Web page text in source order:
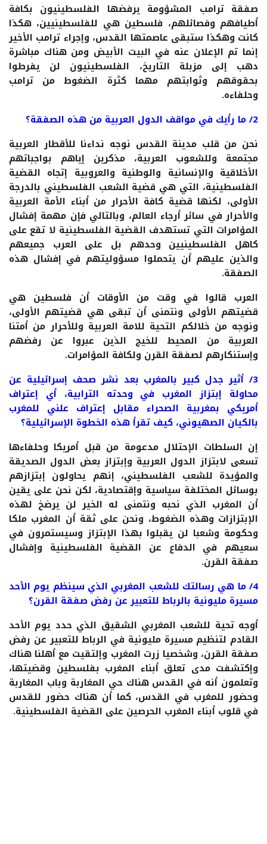
صفقة ترامب المشؤومة يرفضها الفلسطينيون بكافة
أطيافهم وفصائلهم، فلسطين هي للفلسطينيين، هكذا
كانت وهكذا ستبقى عاصمتها القدس، وإجراء ترامب الأخير
إنما تم الإعلان عنه في البيت الأبيض ومن هناك مباشرة
دهب إلى مزبلة التاريخ، الفلسطينيون لن يفرطوا
بحقوقهم وثوابتهم مهما كثرة الضغوط من ترامب
وحلفاءه.
2/ ما رأيك في مواقف الدول العربية من هذه الصفقة؟
نحن من قلب مدينة القدس نوجه نداءنا للأقطار العربية
مجتمعة وللشعوب العربية، مذكرين إياهم بواجباتهم
الأخلاقية والإنسانية والوطنية والعروبية إتجاه القضية
الفلسطينية، التي هي قضية الشعب الفلسطيني بالدرجة
الأولى، لكنها قضية كافة الأحرار من أبناء الأمة العربية
والأحرار في سائر أرجاء العالم، وبالتالي فإن مهمة إفشال
المؤامرات التي تستهدف القضية الفلسطينية لا تقع على
كاهل الفلسطينيين وحدهم بل على العرب جميعهم
والذين عليهم أن يتحملوا مسؤوليتهم في إفشال هذه
الصفقة.
العرب قالوا في وقت من الأوقات أن فلسطين هي
قضيتهم الأولى ونتمنى أن تبقى هي قضيتهم الأولى،
ونوجه من خلالكم التحية للامة العربية وللأحرار من أمتنا
العربية من المحيط للخيج الذين عبروا عن رفضهم
وإستنكارهم لصفقة القرن ولكافة المؤامرات.
3/ أثير جدل كبير بالمغرب بعد نشر صحف إسرائيلية عن
محاولة إبتزاز المغرب في وحدته الترابية، أي إعتراف
أمريكي بمغربية الصحراء مقابل إعتراف علني للمغرب
بالكيان الصهيوني، كيف تقرأ هذه الخطوة الإسرائيلية؟
إن السلطات الإحتلال مدعومة من قبل أمريكا وحلفاءها
تسعى لابتزاز الدول العربية وإبتزاز بعض الدول الصديقة
والمؤيدة للشعب الفلسطيني، إنهم يحاولون إبتزازهم
بوسائل المختلفة سياسية وإقتصادية، لكن نحن على يقين
أن المغرب الذي نحبه ونتمنى له الخير لن يرضخ لهذه
الإبتزازات وهذه الضغوط، ونحن على ثقة أن المغرب ملكا
وحكومة وشعبا لن يقبلوا بهذا الإبتزاز وسيستمرون في
سعيهم في الدفاع عن القضية الفلسطينية وإفشال
صفقة القرن.
4/ ما هي رسالتك للشعب المغربي الذي سينظم يوم الأحد
مسيرة مليونية بالرباط للتعبير عن رفض صفقة القرن؟
أوجه تحية للشعب المغربي الشقيق الذي حدد يوم الأحد
القادم لتنظيم مسيرة مليونية في الرباط للتعبير عن رفض
صفقة القرن، وشخصيا زرت المغرب وإلتقيت مع أهلنا هناك
وإكتشفت مدى تعلق أبناء المغرب بفلسطين وقضيتها،
وتعلمون أنه في القدس هناك حي المغاربة وباب المغاربة
وحضور للمغرب في القدس، كما أن هناك حضور للقدس
في قلوب أبناء المغرب الحرصين على القضية الفلسطينية.